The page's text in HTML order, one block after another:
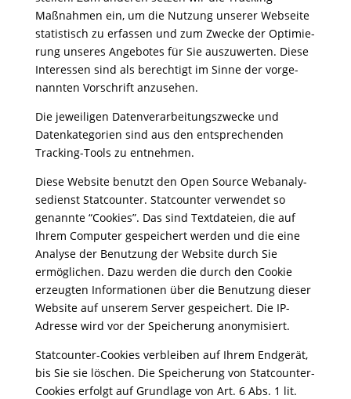
Maßnahmen ein, um die Nutzung unserer Webseite
statis­tisch zu erfassen und zum Zwecke der Opti­mie­
rung unseres Ange­botes für Sie auszu­werten. Diese
Inter­essen sind als berech­tigt im Sinne der vorge­
nannten Vorschrift anzusehen.
Die jewei­ligen Daten­ver­ar­bei­tungs­zwecke und
Daten­ka­te­go­rien sind aus den entspre­chenden
Tracking-Tools zu entnehmen.
Diese Website benutzt den Open Source Webana­ly­
se­dienst Stat­counter. Stat­counter verwendet so
genannte “Cookies”. Das sind Text­da­teien, die auf
Ihrem Computer gespei­chert werden und die eine
Analyse der Benut­zung der Website durch Sie
ermög­li­chen. Dazu werden die durch den Cookie
erzeugten Infor­ma­tionen über die Benut­zung dieser
Website auf unserem Server gespei­chert. Die IP-
Adresse wird vor der Spei­che­rung anonymisiert.
Stat­counter-Cookies verbleiben auf Ihrem Endgerät,
bis Sie sie löschen. Die Spei­che­rung von Stat­counter-
Cookies erfolgt auf Grund­lage von Art. 6 Abs. 1 lit.